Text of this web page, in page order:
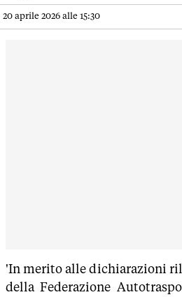
20 aprile 2026 alle 15:30
'In merito alle dichiarazioni
della Federazione